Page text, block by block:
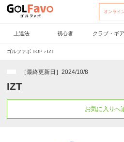
オンライ
上達法 初心者 クラブ・ギア
ゴルファボ TOP › IZT
［最終更新日］2024/10/8
IZT
お気に入りへ